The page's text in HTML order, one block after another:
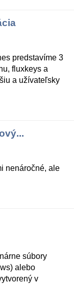
predstavíme 3
fluxkeys a
a užívateľsky
nenáročné, ale
súbory
alebo
v